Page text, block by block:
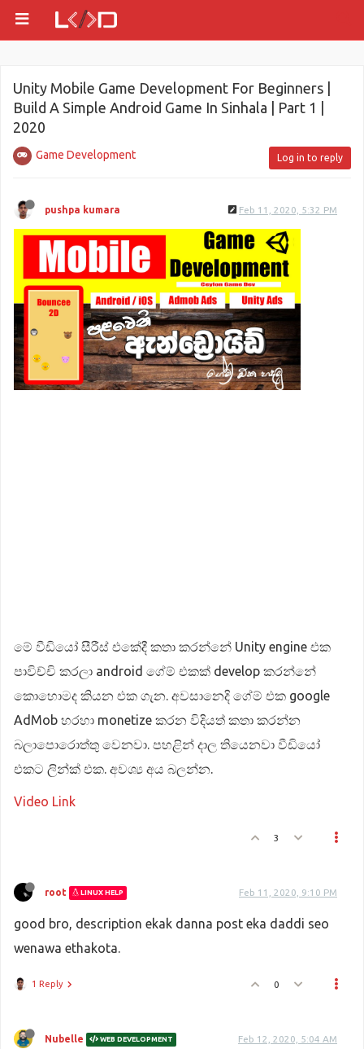
Unity Mobile Game Development For Beginners |
Build A Simple Android Game In Sinhala | Part 1 |
2020
Game Development Log in to reply
pushpa kumara Feb 11, 2020, 5:32 PM
මේ වීඩියෝ සීරීස් එකේදී කතා කරන්නේ Unity engine එක
පාවිච්චි කරලා android ගේම් එකක් develop කරන්නේ
කොහොමද කියන එක ගැන. අවසානෙදි ගේම් එක google
AdMob හරහා monetize කරන විදියත් කතා කරන්න
බලාපොරොත්තු වෙනවා. පහළින් දාල තියෙනවා වීඩියෝ
එකට ලින්ක් එක. අවශ්‍ය අය බලන්න.
Video Link
3
root LINUX HELP Feb 11, 2020, 9:10 PM
good bro, description ekak danna post eka daddi seo
wenawa ethakota.
1 Reply 0
Nubelle WEB DEVELOPMENT Feb 12, 2020, 5:04 AM